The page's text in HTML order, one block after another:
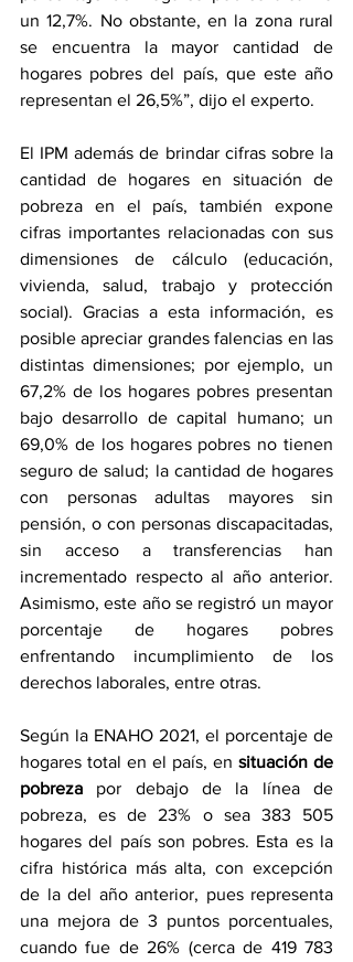
un 12,7%. No obstante, en la zona rural
se encuentra la mayor cantidad de
hogares pobres del país, que este año
representan el 26,5%”, dijo el experto.
El IPM además de brindar cifras sobre la
cantidad de hogares en situación de
pobreza en el país, también expone
cifras importantes relacionadas con sus
dimensiones de cálculo (educación,
vivienda, salud, trabajo y protección
social). Gracias a esta información, es
posible apreciar grandes falencias en las
distintas dimensiones; por ejemplo, un
67,2% de los hogares pobres presentan
bajo desarrollo de capital humano; un
69,0% de los hogares pobres no tienen
seguro de salud; la cantidad de hogares
con personas adultas mayores sin
pensión, o con personas discapacitadas,
sin acceso a transferencias han
incrementado respecto al año anterior.
Asimismo, este año se registró un mayor
porcentaje de hogares pobres
enfrentando incumplimiento de los
derechos laborales, entre otras.
Según la ENAHO 2021, el porcentaje de
hogares total en el país, en situación de
pobreza por debajo de la línea de
pobreza, es de 23% o sea 383 505
hogares del país son pobres. Esta es la
cifra histórica más alta, con excepción
de la del año anterior, pues representa
una mejora de 3 puntos porcentuales,
cuando fue de 26% (cerca de 419 783